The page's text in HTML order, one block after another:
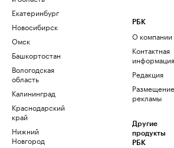
Екатеринбург
Новосибирск
Омск
Башкортостан
Вологодская
область
Калининград
Краснодарский
край
Нижний
Новгород
РБК
О компании
Контактная
информация
Редакция
Размещение
рекламы
Другие
продукты
РБК